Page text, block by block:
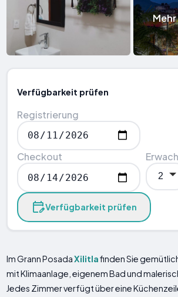
Verfügbarkeit prüfen
Registrierung
Checkout
Verfügbarkeit prüfen
Im Grann PosadaXilitlafinden Sie
mit Klimaanlage, eigenem Bad und
Jedes Zimmer verfügt über eine